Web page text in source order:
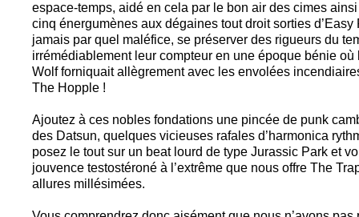
espace-temps, aidé en cela par le bon air des cimes
cinq énergumènes aux dégaines tout droit sorties d’Easy
jamais par quel maléfice, se préserver des rigueurs du
irrémédiablement leur compteur en une époque bénie
Wolf forniquait allègrement avec les envolées
The Hopple !
Ajoutez à ces nobles fondations une pincée de punk
des Datsun, quelques vicieuses rafales d’harmonica
posez le tout sur un beat lourd de type Jurassic Park et
jouvence testostéroné à l’extrême que nous offre The
allures millésimées.